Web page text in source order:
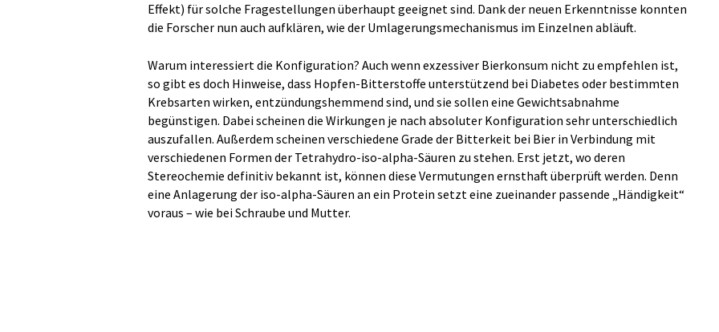
Effekt) für solche Fragestellungen überhaupt geeignet sind. Dank der neuen Erkenntnisse konnten
die Forscher nun auch aufklären, wie der Umlagerungsmechanismus im Einzelnen abläuft.
Warum interessiert die Konfiguration? Auch wenn exzessiver Bierkonsum nicht zu empfehlen ist,
so gibt es doch Hinweise, dass Hopfen-Bitterstoffe unterstützend bei Diabetes oder bestimmten
Krebsarten wirken, entzündungshemmend sind, und sie sollen eine Gewichtsabnahme
begünstigen. Dabei scheinen die Wirkungen je nach absoluter Konfiguration sehr unterschiedlich
auszufallen. Außerdem scheinen verschiedene Grade der Bitterkeit bei Bier in Verbindung mit
verschiedenen Formen der Tetrahydro-iso-alpha-Säuren zu stehen. Erst jetzt, wo deren
Stereochemie definitiv bekannt ist, können diese Vermutungen ernsthaft überprüft werden. Denn
eine Anlagerung der iso-alpha-Säuren an ein Protein setzt eine zueinander passende „Händigkeit“
voraus – wie bei Schraube und Mutter.